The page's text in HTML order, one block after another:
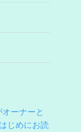
ーナーと
はじめにお読